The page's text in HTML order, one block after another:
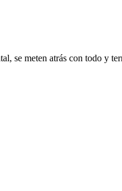
se meten atrás con todo y